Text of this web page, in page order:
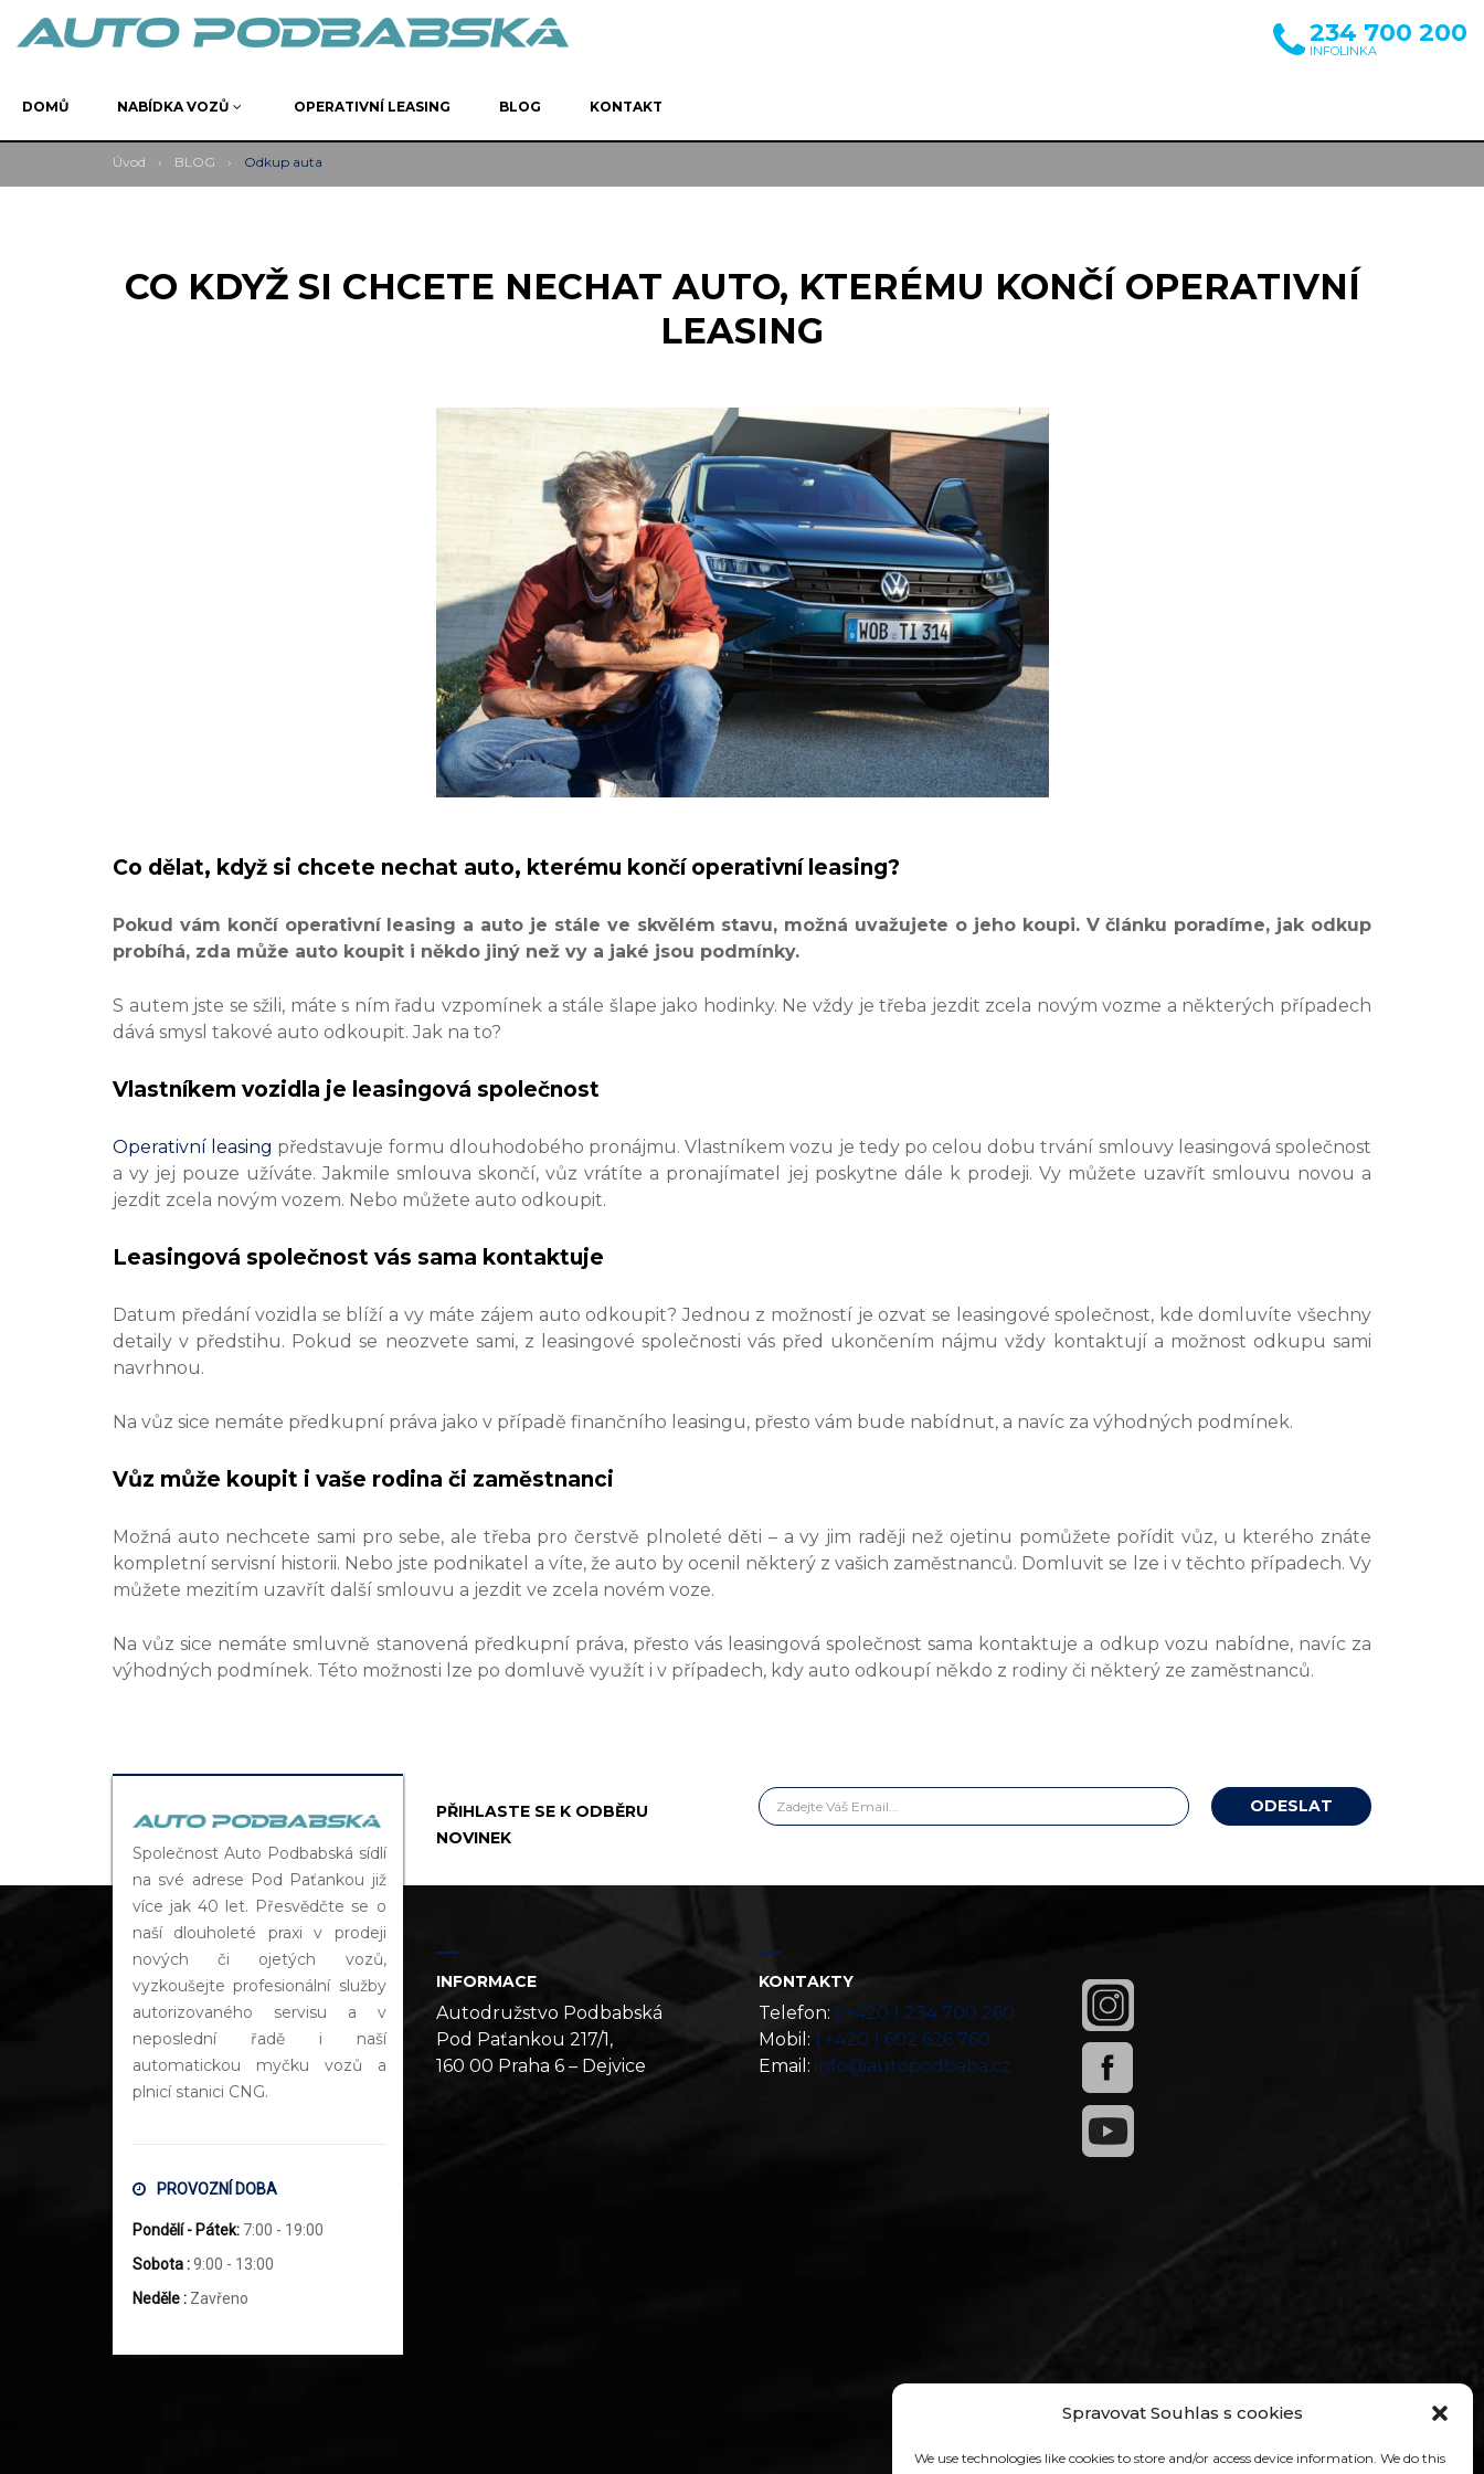
Spravovat Souhlas s cookies
We use technologies like cookies to store and/or access device information. We do this
234 700 200
INFOLINKA
DOMŮ NABÍDKA VOZŮ OPERATIVNÍ LEASING BLOG KONTAKT
Úvod › BLOG › Odkup auta
CO KDYŽ SI CHCETE NECHAT AUTO, KTERÉMU KONČÍ OPERATIVNÍ
LEASING
Co dělat, když si chcete nechat auto, kterému končí operativní leasing?
Pokud vám končí operativní leasing a auto je stále ve skvělém stavu, možná uvažujete o jeho koupi. V článku poradíme, jak odkup
probíhá, zda může auto koupit i někdo jiný než vy a jaké jsou podmínky.
S autem jste se sžili, máte s ním řadu vzpomínek a stále šlape jako hodinky. Ne vždy je třeba jezdit zcela novým vozme a některých případech
dává smysl takové auto odkoupit. Jak na to?
Vlastníkem vozidla je leasingová společnost
Operativní leasing představuje formu dlouhodobého pronájmu. Vlastníkem vozu je tedy po celou dobu trvání smlouvy leasingová společnost
a vy jej pouze užíváte. Jakmile smlouva skončí, vůz vrátíte a pronajímatel jej poskytne dále k prodeji. Vy můžete uzavřít smlouvu novou a
jezdit zcela novým vozem. Nebo můžete auto odkoupit.
Leasingová společnost vás sama kontaktuje
Datum předání vozidla se blíží a vy máte zájem auto odkoupit? Jednou z možností je ozvat se leasingové společnost, kde domluvíte všechny
detaily v předstihu. Pokud se neozvete sami, z leasingové společnosti vás před ukončením nájmu vždy kontaktují a možnost odkupu sami
navrhnou.
Na vůz sice nemáte předkupní práva jako v případě finančního leasingu, přesto vám bude nabídnut, a navíc za výhodných podmínek.
Vůz může koupit i vaše rodina či zaměstnanci
Možná auto nechcete sami pro sebe, ale třeba pro čerstvě plnoleté děti – a vy jim raději než ojetinu pomůžete pořídit vůz, u kterého znáte
kompletní servisní historii. Nebo jste podnikatel a víte, že auto by ocenil některý z vašich zaměstnanců. Domluvit se lze i v těchto případech. Vy
můžete mezitím uzavřít další smlouvu a jezdit ve zcela novém voze.
Na vůz sice nemáte smluvně stanovená předkupní práva, přesto vás leasingová společnost sama kontaktuje a odkup vozu nabídne, navíc za
výhodných podmínek. Této možnosti lze po domluvě využít i v případech, kdy auto odkoupí někdo z rodiny či některý ze zaměstnanců.
PŘIHLASTE SE K ODBĚRU
NOVINEK
Společnost Auto Podbabská sídlí
na své adrese Pod Paťankou již
více jak 40 let. Přesvědčte se o
naší dlouholeté praxi v prodeji
nových či ojetých vozů,
vyzkoušejte profesionální služby
autorizovaného servisu a v
neposlední řadě i naší
automatickou myčku vozů a
plnicí stanici CNG.
PROVOZNÍ DOBA
Pondělí - Pátek: 7:00 - 19:00
Sobota :9:00 - 13:00
Neděle : Zavřeno
INFORMACE
Autodružstvo Podbabská
Pod Paťankou 217/1,
160 00 Praha 6 – Dejvice
KONTAKTY
Telefon: ( +420 ) 234 700 260
Mobil: ( +420 ) 602 626 760
Email: info@autopodbaba.cz